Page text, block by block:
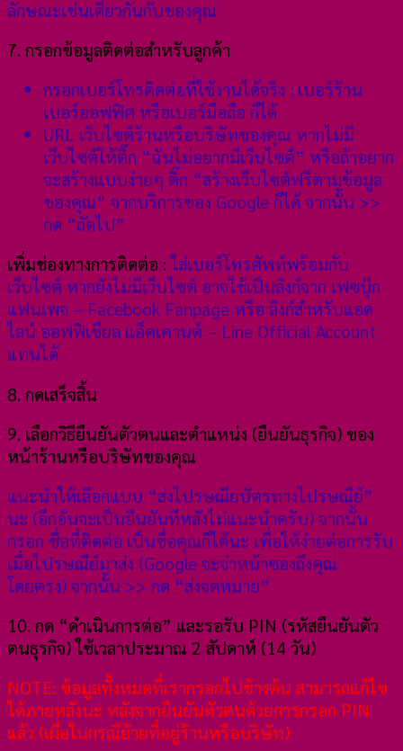
ลักษณะเช่นเดียวกันกับของคุณ
7. กรอกข้อมูลติดต่อสำหรับลูกค้า
กรอกเบอร์โทรติดต่อที่ใช้งานได้จริง : เบอร์ร้าน
เบอร์ออฟฟิศ หรือเบอร์มือถือ ก็ได้
URL เว็บไซต์ร้านหรือบริษัทของคุณ หากไม่มี
เว็บไซต์ให้ติ๊ก “ฉันไม่อยากมีเว็บไซต์” หรือถ้าอยาก
จะสร้างแบบง่ายๆ ติ๊ก “สร้างเว็บไซต์ฟรีตามข้อมูล
ของคุณ” จากบริการของ Google ก็ได้ จากนั้น >>
กด “ถัดไป”
เพิ่มช่องทางการติดต่อ : ใส่เบอร์โทรศัพท์พร้อมกับ
เว็บไซต์ หากยังไม่มีเว็บไซต์ อาจใช้เป็นลิงก์จาก เฟซบุ๊ก
แฟนเพจ – Facebook Fanpage หรือ ลิงก์สำหรับแอด
ไลน์ ออฟฟิเชียล แอ็คเคานต์ – Line Official Account
แทนได้
8. กดเสร็จสิ้น
9. เลือกวิธียืนยันตัวตนและตำแหน่ง (ยืนยันธุรกิจ) ของ
หน้าร้านหรือบริษัทของคุณ
แนะนำให้เลือกแบบ “ส่งไปรษณียบัตรทางไปรษณีย์”
นะ (อีกอันจะเป็นยืนยันทีหลังไม่แนะนำครับ) จากนั้น
กรอก ชื่อที่ติดต่อ เป็นชื่อคุณก็ได้นะ เพื่อให้ง่ายต่อการรับ
เมื่อไปรษณีย์มาส่ง (Google จะจ่าหน้าซองถึงคุณ
โดยตรง) จากนั้น >> กด “ส่งจดหมาย”
10. กด “ดำเนินการต่อ” และรอรับ PIN (รหัสยืนยันตัว
ตนธุรกิจ) ใช้เวลาประมาณ 2 สัปดาห์ (14 วัน)
NOTE: ข้อมูลทั้งหมดที่เรากรอกไปข้างต้น สามารถแก้ไข
ได้ภายหลังนะ หลังจากยืนยันตัวตนด้วยการกรอก PIN
แล้ว (เผื่อในกรณีย้ายที่อยู่ร้านหรือบริษัท)